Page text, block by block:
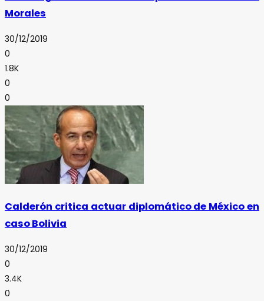
Morales
30/12/2019
0
1.8K
0
0
Calderón critica actuar diplomático de México en
caso Bolivia
30/12/2019
0
3.4K
0